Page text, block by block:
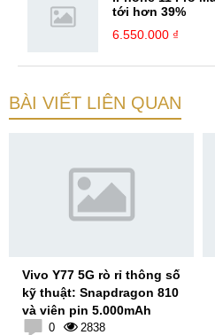
tới hơn 39%
6.550.000 ₫
BÀI VIẾT LIÊN QUAN
Vivo Y77 5G rò rỉ thông số
kỹ thuật: Snapdragon 810
và viên pin 5.000mAh
0 2838